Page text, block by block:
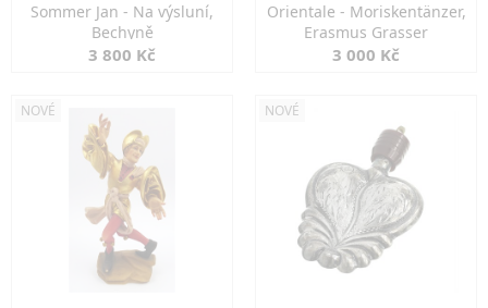
Sommer Jan - Na výsluní,
Bechyně
3 800 Kč
Orientale - Moriskentänzer,
Erasmus Grasser
3 000 Kč
NOVÉ NOVÉ